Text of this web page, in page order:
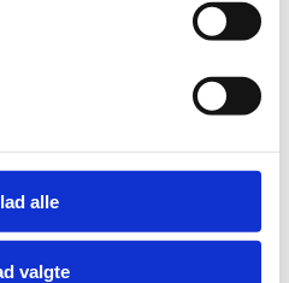
alle
valgte
resultater og